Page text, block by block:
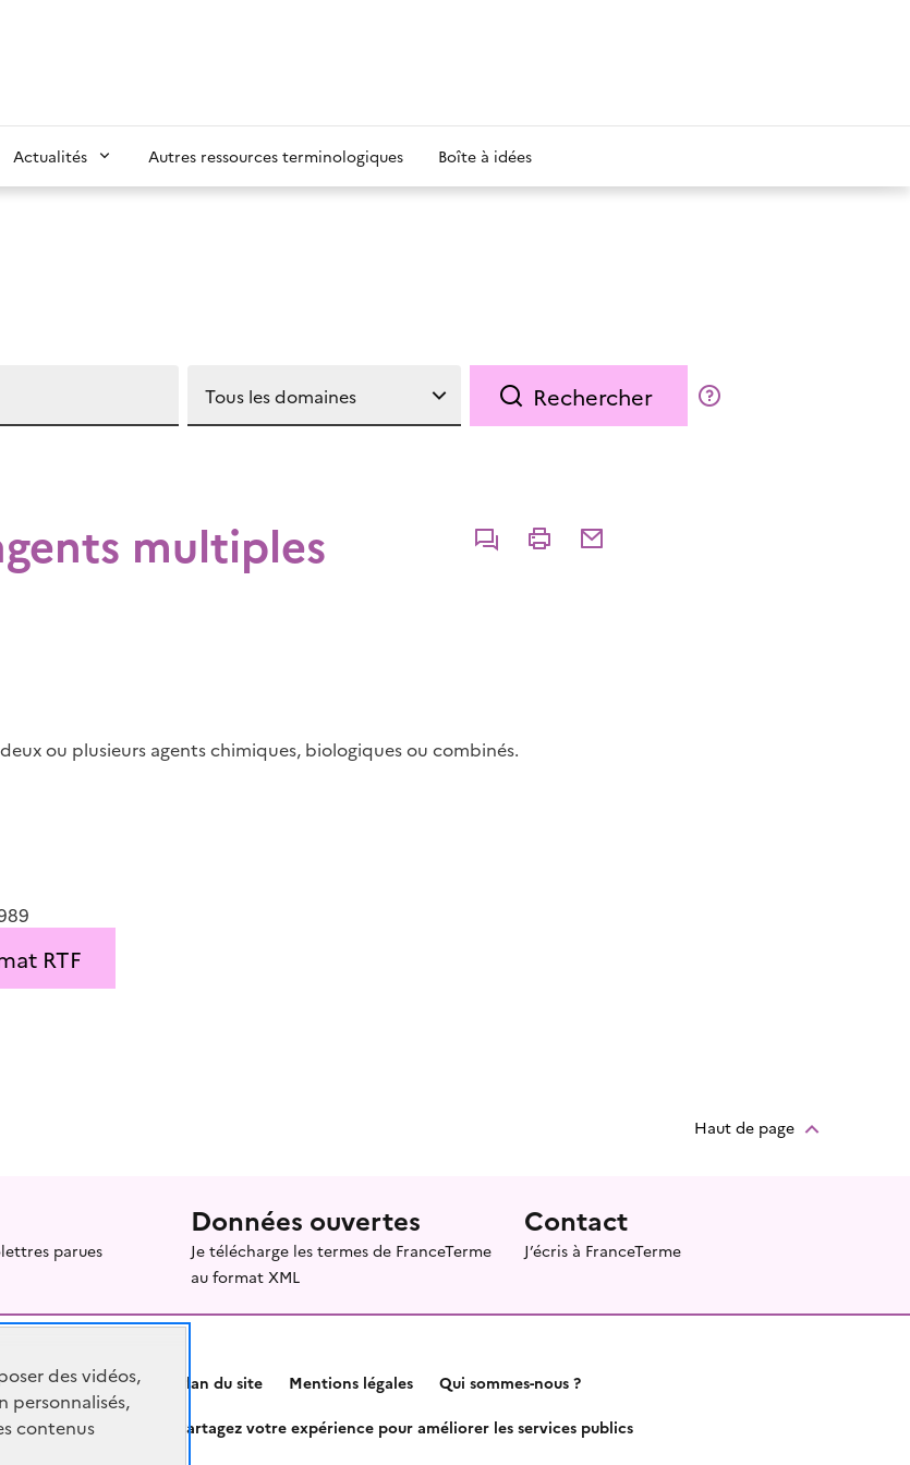
Actualités Autres ressources terminologiques Boîte à idées
Rechercher
multiples CommenterImprimerPartager par courriel
ou plusieurs agents chimiques, biologiques ou combinés.
RTF
Haut de page
parues
Données ouvertes
Je télécharge les termes de FranceTerme
au format XML
Contact
J’écris à FranceTerme
Plan du site Mentions légales Qui sommes-nous ?
Partagez votre expérience pour améliorer les services publics
des vidéos,
personnalisés,
contenus